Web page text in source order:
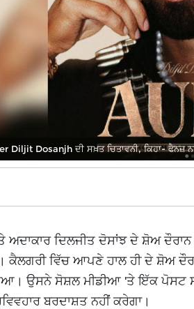
Diljit Dosanjh ਦੀ ਸਖ਼ਤ ਚਿਤਾਵਨੀ, ਕਿਹਾ- ਫੈਨਜ਼
ਅਦਾਕਾਰ ਦਿਲਜੀਤ ਦੋਸਾਂਝ ਦੇ ਸ਼ੋਅ
ਵਿੱਚ ਆਪਣੇ ਹਾਲ ਹੀ ਦੇ ਸ਼ੋਅ
ਉਸਨੇ ਸੋਸ਼ਲ ਮੀਡੀਆ 'ਤੇ ਇੱਕ ਪੋਸਟ
ਬਰਦਾਸ਼ਤ ਨਹੀਂ ਕਰੇਗਾ।